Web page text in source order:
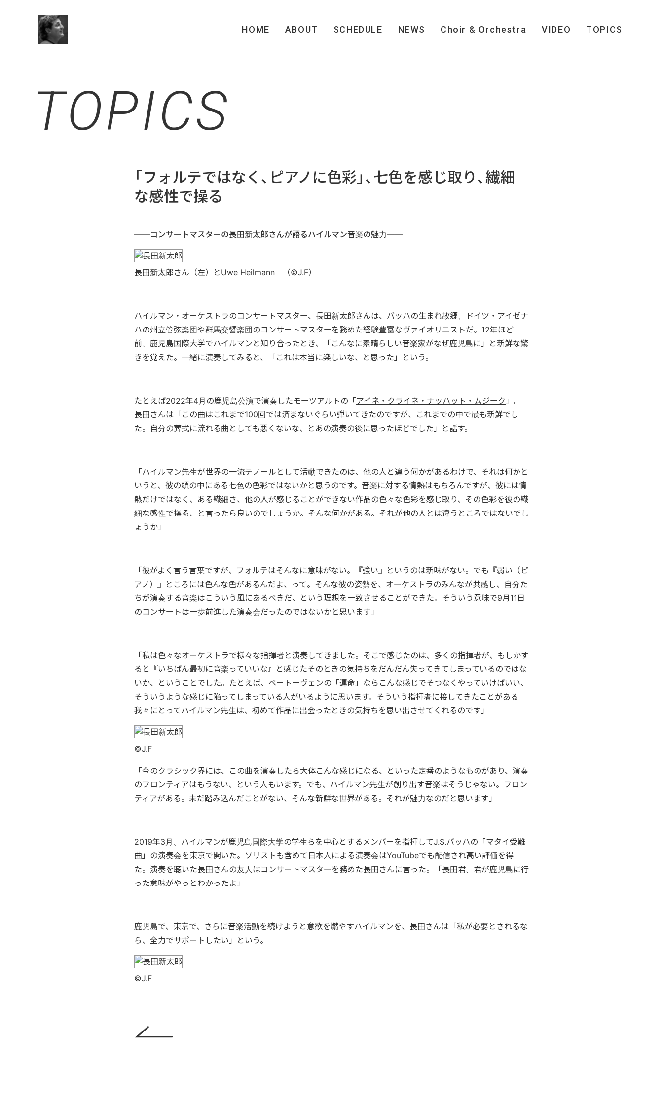
HOME ABOUT SCHEDULE NEWS Choir & Orchestra VIDEO TOPICS
TOPICS
「フォルテではなく、ピアノに色彩」、七色を感じ取り、繊細
な感性で操る
――コンサートマスターの長田新太郎さんが語るハイルマン音楽の魅力――
長田新太郎さん（左）とUwe Heilmann （©J.F）
ハイルマン・オーケストラのコンサートマスター、長田新太郎さんは、バッハの生まれ故郷、ドイツ・アイゼナ
ハの州立管弦楽団や群馬交響楽団のコンサートマスターを務めた経験豊富なヴァイオリニストだ。12年ほど
前、鹿児島国際大学でハイルマンと知り合ったとき、「こんなに素晴らしい音楽家がなぜ鹿児島に」と新鮮な驚
きを覚えた。一緒に演奏してみると、「これは本当に楽しいな、と思った」という。
たとえば2022年4月の鹿児島公演で演奏したモーツアルトの「アイネ・クライネ・ナッハット・ムジーク 」。
長田さんは「この曲はこれまで100回では済まないぐらい弾いてきたのですが、これまでの中で最も新鮮でし
た。自分の葬式に流れる曲としても悪くないな、とあの演奏の後に思ったほどでした」と話す。
「ハイルマン先生が世界の一流テノールとして活動できたのは、他の人と違う何かがあるわけで、それは何かと
いうと、彼の頭の中にある七色の色彩ではないかと思うのです。音楽に対する情熱はもちろんですが、彼には情
熱だけではなく、ある繊細さ、他の人が感じることができない作品の色々な色彩を感じ取り、その色彩を彼の繊
細な感性で操る、と言ったら良いのでしょうか。そんな何かがある。それが他の人とは違うところではないでし
ょうか」
「彼がよく言う言葉ですが、フォルテはそんなに意味がない。『強い』というのは新味がない。でも『弱い（ピ
アノ）』ところには色んな色があるんだよ、って。そんな彼の姿勢を、オーケストラのみんなが共感し、自分た
ちが演奏する音楽はこういう風にあるべきだ、という理想を一致させることができた。そういう意味で9月11日
のコンサートは一歩前進した演奏会だったのではないかと思います」
「私は色々なオーケストラで様々な指揮者と演奏してきました。そこで感じたのは、多くの指揮者が、もしかす
ると『いちばん最初に音楽っていいな』と感じたそのときの気持ちをだんだん失ってきてしまっているのではな
いか、ということでした。たとえば、ベートーヴェンの「運命」ならこんな感じでそつなくやっていけばいい、
そういうような感じに陥ってしまっている人がいるように思います。そういう指揮者に接してきたことがある
我々にとってハイルマン先生は、初めて作品に出会ったときの気持ちを思い出させてくれるのです」
©J.F
「今のクラシック界には、この曲を演奏したら大体こんな感じになる、といった定番のようなものがあり、演奏
のフロンティアはもうない、という人もいます。でも、ハイルマン先生が創り出す音楽はそうじゃない。フロン
ティアがある。未だ踏み込んだことがない、そんな新鮮な世界がある。それが魅力なのだと思います」
2019年3月、ハイルマンが鹿児島国際大学の学生らを中心とするメンバーを指揮してJ.S.バッハの「マタイ受難
曲」の演奏会を東京で開いた。ソリストも含めて日本人による演奏会はYouTubeでも配信され高い評価を得
た。演奏を聴いた長田さんの友人はコンサートマスターを務めた長田さんに言った。「長田君、君が鹿児島に行
った意味がやっとわかったよ」
鹿児島で、東京で、さらに音楽活動を続けようと意欲を燃やすハイルマンを、長田さんは「私が必要とされるな
ら、全力でサポートしたい」という。
©J.F